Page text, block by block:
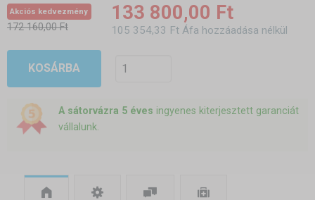
Akciós kedvezmény
172 160,00 Ft
133 800,00 Ft
105 354,33 Ft Áfa hozzáadása nélkül
KOSÁRBA
A sátorvázra 5 éves ingyenes kiterjesztett garanciát
vállalunk.